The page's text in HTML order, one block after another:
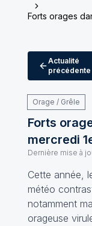
Forts orages
Actualité
précédente
Orage / Grêle
Forts
mercredi
Dernière mise à
Cette année,
météo
notamment
orageuse